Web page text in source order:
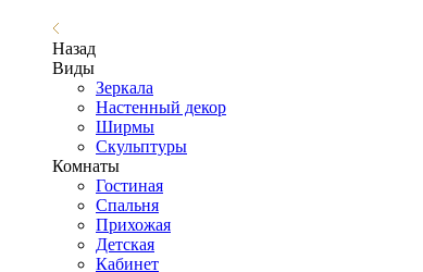
Назад
Виды
Зеркала
Настенный декор
Ширмы
Скульптуры
Комнаты
Гостиная
Спальня
Прихожая
Детская
Кабинет